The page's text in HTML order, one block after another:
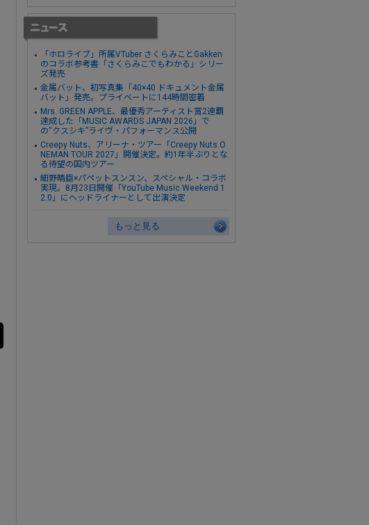
「ホロライブ」所属VTuber さくらみことGakken
のコラボ参考書「さくらみこでもわかる」シリー
ズ発売
金属バット、初写真集「40×40 ドキュメント金属
バット」発売。プライベートに144時間密着
Mrs. GREEN APPLE、最優秀アーティスト賞2連覇
達成した「MUSIC AWARDS JAPAN 2026」で
の“クスシキ”ライヴ・パフォーマンス公開
Creepy Nuts、アリーナ・ツアー「Creepy Nuts O
NEMAN TOUR 2027」開催決定。約1年半ぶりとな
る待望の国内ツアー
細野晴臣×パペットスンスン、スペシャル・コラボ
実現。8月23日開催「YouTube Music Weekend 1
2.0」にヘッドライナーとして出演決定
もっと見る